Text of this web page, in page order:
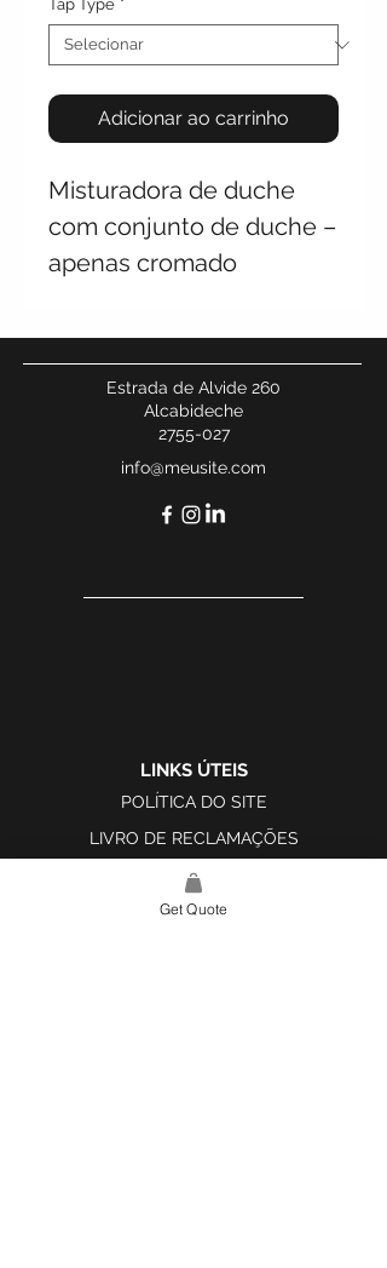
Tap Type *
Adicionar ao carrinho
Misturadora de duche
com conjunto de duche –
apenas cromado
Estrada de Alvide 260
Alcabideche
2755-027
info@meusite.com
LINKS ÚTEIS
POLÍTICA DO SITE
LIVRO DE RECLAMAÇÕES
Get Quote